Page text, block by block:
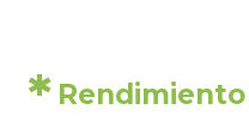
Rendimiento